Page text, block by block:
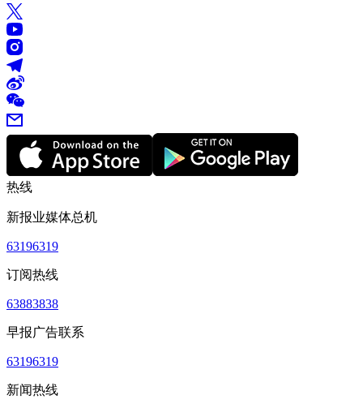
热线
新报业媒体总机
63196319
订阅热线
63883838
早报广告联系
63196319
新闻热线